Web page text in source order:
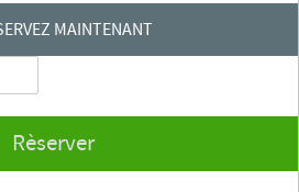
MAINTENANT
Rèserver